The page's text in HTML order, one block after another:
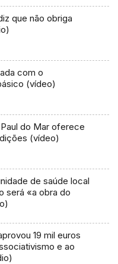
que não obriga
com o
(vídeo)
do Mar oferece
(vídeo)
de saúde local
será «a obra do
19 mil euros
e ao